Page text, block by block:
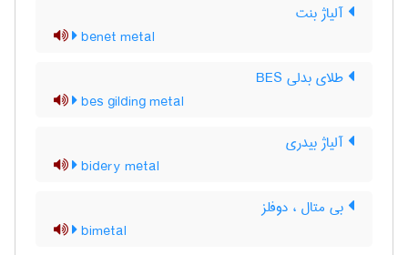
آلیاژ بنت
benet metal
طلای بدلی BES
bes gilding metal
آلیاژ بیدری
bidery metal
بی متال ، دوفلز
bimetal